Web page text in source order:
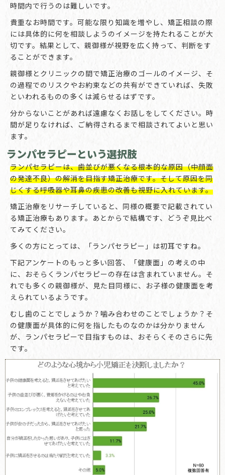
時間内で行うのは難しいです。
貴重なお時間です。可能な限り知識を増やし、矯正相談の際
には具体的に何を相談しようのイメージを持たれることが大
切です。結果として、親御様が視野を広く持って、判断をす
ることができます。
親御様とクリニックの間で矯正治療のゴールのイメージ、そ
の過程でのリスクやお約束などの共有ができていれば、失敗
といわれるものの多くは減らせるはずです。
分からないことがあれば遠慮なくお話しをしてください。時
間が足りなければ、ご納得されるまで相談されてよいと思い
ます。
ランパセラピーという選択肢
ランパセラピーは、歯並びが悪くなる根本的な原因（中顔面
の発達不良）の解消を目指す矯正治療です。そして原因を同
じくする呼吸器や耳鼻の疾患の改善も視野に入れています。
矯正治療をリサーチしていると、同様の概要で記載されてい
る矯正治療もあります。あとからで結構です、どうぞ見比べ
てみてください。
多くの方にとっては、「ランパセラピー」は初耳ですね。
下記アンケートのもっと多い回答、「健康面」の考えの中
に、おそらくランパセラピーの存在は含まれていません。そ
れでも多くの親御様が、見た目同様に、お子様の健康面を考
えられているようです。
むし歯のことでしょうか？噛み合わせのことでしょうか？そ
の健康面が具体的に何を指したものなのかは分かりません
が、ランパセラピーで目指すものは、おそらくそのさらに先
です。